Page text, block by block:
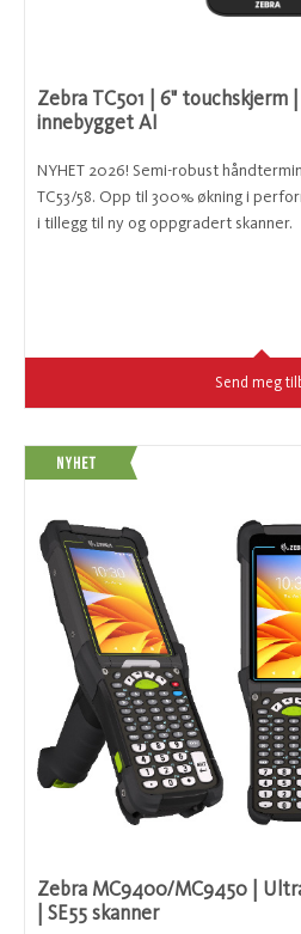
Zebra TC501 | 6" touchskjerm
innebygget AI
NYHET 2026! Semi-robust
TC53/58. Opp til 300% økning i
i tillegg til ny og oppgradert skanner.
Send meg
Zebra MC9400/MC9450 |
| SE55 skanner